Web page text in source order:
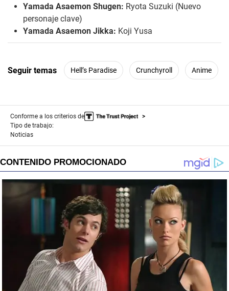
Yamada Asaemon Shugen: Ryota Suzuki (Nuevo
personaje clave)
Yamada Asaemon Jikka: Koji Yusa
Seguir temas Hell’s Paradise Crunchyroll Anime
Conforme a los criterios de
Tipo de trabajo:
Noticias